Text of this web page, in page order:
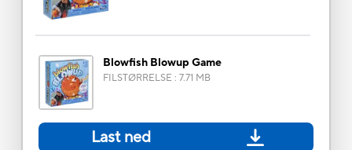
Blowfish Blowup Game
FILSTØRRELSE : 7.71 MB
Last ned